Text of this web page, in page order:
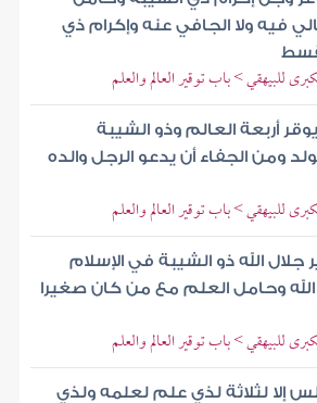
فيه ولا الجافي عنه وإكرام ذي
للبيهقي > باب توقير العالم والعلم
أربعة العالم وذو الشيبة
ومن الجفاء أن يدعو الرجل والده
للبيهقي > باب توقير العالم والعلم
جلال الله ذو الشيبة في الإسلام
وحامل العلم مع من كان صغيرا
للبيهقي > باب توقير العالم والعلم
إلا لثلاثة لذي علم لعلمه ولذي